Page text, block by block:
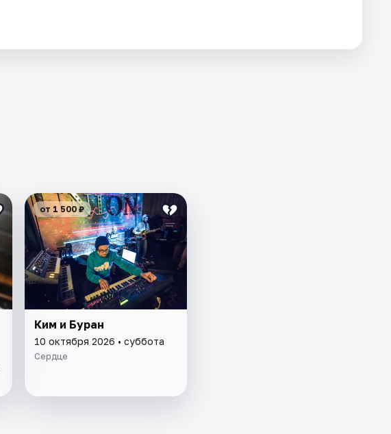
от 1 500 ₽
Ким и Буран
10 октября 2026 • суббота
Сердце